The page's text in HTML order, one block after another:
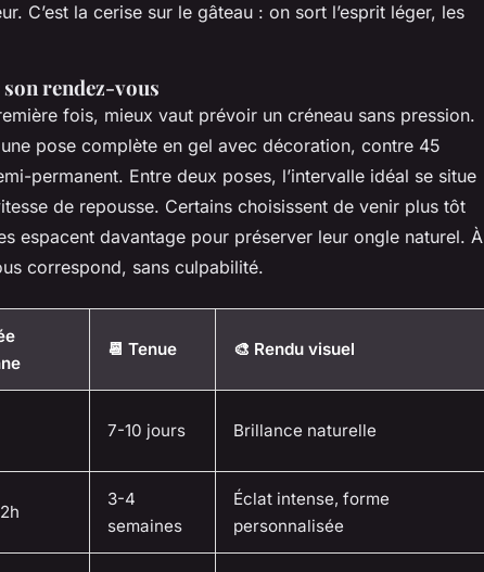
C’est la cerise sur le gâteau : on sort l’esprit léger, les
rendez-vous
fois, mieux vaut prévoir un créneau sans pression.
pose complète en gel avec décoration, contre 45
permanent. Entre deux poses, l’intervalle idéal se situe
de repousse. Certains choisissent de venir plus tôt
espacent davantage pour préserver leur ongle naturel. À
correspond, sans culpabilité.
📆 Tenue 🎨 Rendu visuel
7-10 jours Brillance naturelle
3-4
semaines
Éclat intense, forme
personnalisée